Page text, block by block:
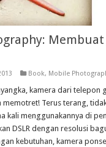
Membuat
Book, Mobile
kamera dari telepon
memotret! Terus terang,
kali menggunakannya di
DSLR dengan resolusi
kebutuhan, kamera